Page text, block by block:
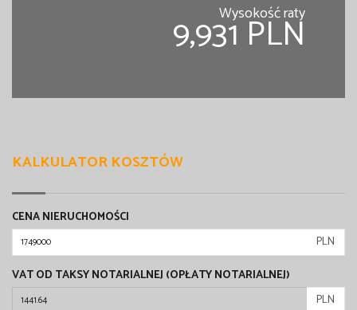
Wysokość raty
9,931 PLN
KALKULATOR KOSZTÓW
CENA NIERUCHOMOŚCI
PLN
VAT OD TAKSY NOTARIALNEJ (OPŁATY NOTARIALNEJ)
PLN